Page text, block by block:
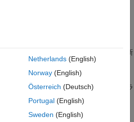
ーフェイス
、およびこのアドバイザーを使用して
換性についてモデルをチェックおよび更新
ック ライブラリの作成およびこれらのラ
用した HDL 互換モデルの作成
Netherlands(English)
Norway(English)
Österreich (Deutsch)
Portugal(English)
Sweden (English)